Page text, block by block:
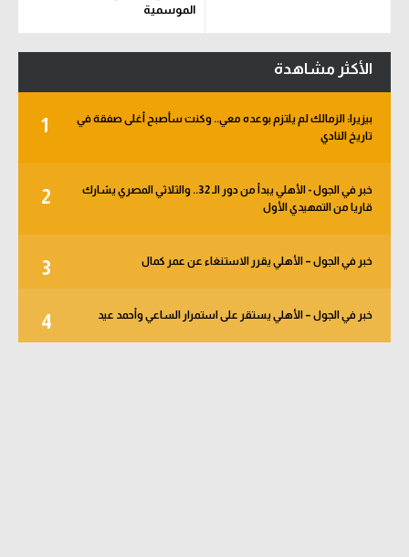
الموسمية
الأكثر مشاهدة
1
بيزيرا: الزمالك لم يلتزم بوعده معي.. وكنت سأصبح أغلى صفقة في
تاريخ النادي
2
خبر في الجول - الأهلي يبدأ من دور الـ 32.. والثلاثي المصري يشارك
قاريا من التمهيدي الأول
3 خبر في الجول – الأهلي يقرر الاستنغاء عن عمر كمال
4 خبر في الجول – الأهلي يستقر على استمرار الساعي وأحمد عيد